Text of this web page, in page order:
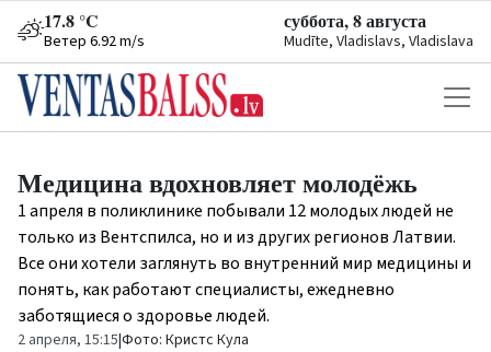
17.8 °C
Ветер 6.92 m/s
суббота, 8 августа
Mudīte, Vladislavs, Vladislava
Медицина вдохновляет молодёжь
1 апреля в поликлинике побывали 12 молодых людей не
только из Вентспилса, но и из других регионов Латвии.
Все они хотели заглянуть во внутренний мир медицины и
понять, как работают специалисты, ежедневно
заботящиеся о здоровье людей.
2 апреля, 15:15|Фото: Кристс Кула